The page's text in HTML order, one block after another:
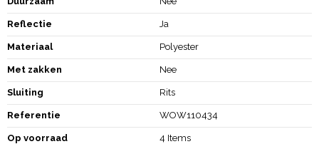
Reflectie Ja
Materiaal Polyester
Met zakken Nee
Sluiting Rits
Referentie WOW110434
Op voorraad 4 Items